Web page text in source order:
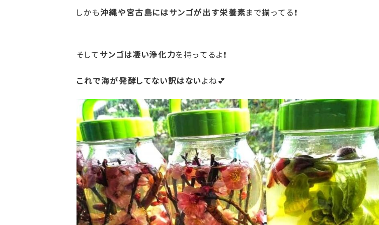
しかも沖縄や宮古島にはサンゴが出す栄養素まで揃ってる❗
そしてサンゴは凄い浄化力を持ってるよ❗
これで海が発酵してない訳はないよね💕